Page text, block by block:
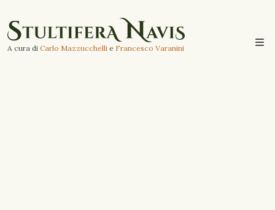
A cura di Carlo Mazzucchelli e Francesco Varanini